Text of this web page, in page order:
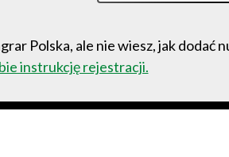
Polska, ale nie wiesz, jak dodać
instrukcję rejestracji.